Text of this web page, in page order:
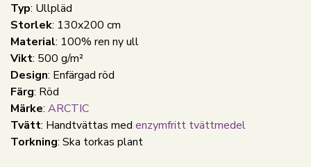
Typ: Ullpläd
Storlek: 130x200 cm
Material: 100% ren ny ull
Vikt: 500 g/m²
Design: Enfärgad röd
Färg: Röd
Märke: ARCTIC
Tvätt: Handtvättas med enzymfritt tvättmedel
Torkning: Ska torkas plant